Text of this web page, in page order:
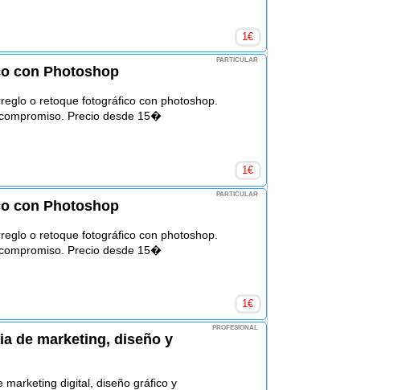
1€
PARTICULAR
con Photoshop
o retoque fotográfico con photoshop.
Precio desde 15�
1€
PARTICULAR
con Photoshop
o retoque fotográfico con photoshop.
Precio desde 15�
1€
PROFESIONAL
de marketing, diseño y
marketing digital, diseño gráfico y